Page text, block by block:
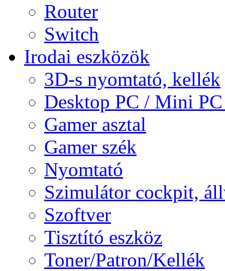
Router
Switch
Irodai eszközök
3D-s nyomtató, kellék
Desktop PC / Mini
Gamer asztal
Gamer szék
Nyomtató
Szimulátor cockpit,
Szoftver
Tisztító eszköz
Toner/Patron/Kellék